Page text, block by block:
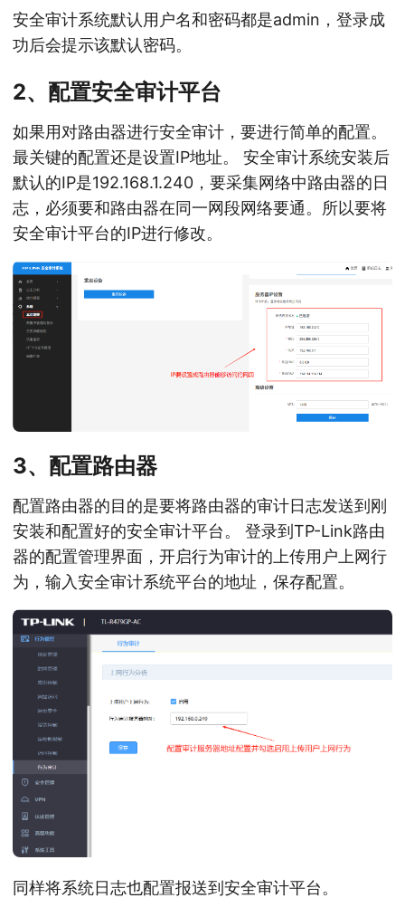
安全审计系统默认用户名和密码都是admin，登录成
功后会提示该默认密码。
2、配置安全审计平台
如果用对路由器进行安全审计，要进行简单的配置。
最关键的配置还是设置IP地址。 安全审计系统安装后
默认的IP是192.168.1.240，要采集网络中路由器的日
志，必须要和路由器在同一网段网络要通。所以要将
安全审计平台的IP进行修改。
3、配置路由器
配置路由器的目的是要将路由器的审计日志发送到刚
安装和配置好的安全审计平台。 登录到TP-Link路由
器的配置管理界面，开启行为审计的上传用户上网行
为，输入安全审计系统平台的地址，保存配置。
同样将系统日志也配置报送到安全审计平台。